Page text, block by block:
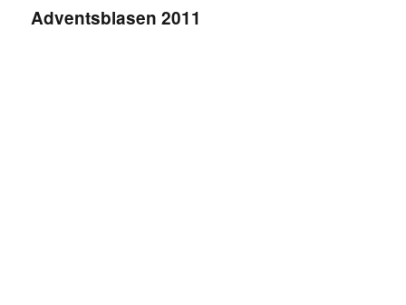
Adventsblasen 2011